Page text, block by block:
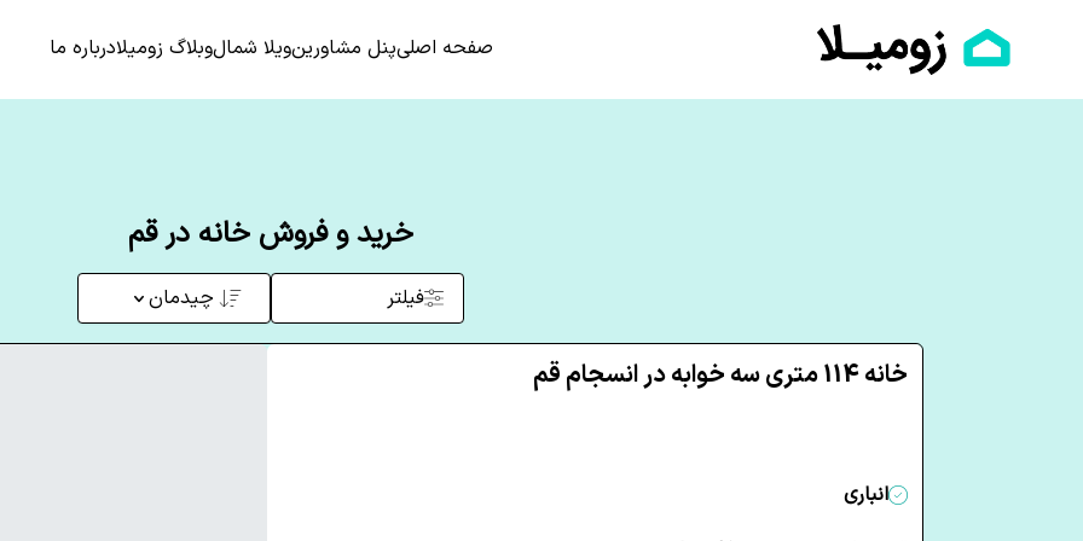
صفحه اصلیپنل مشاورینویلا شمالوبلاگ زومیلادرباره ما
خرید و فروش خانه در قم
فیلتر چیدمان
خانه 114 متری سه خوابه در انسجام قم
انباری